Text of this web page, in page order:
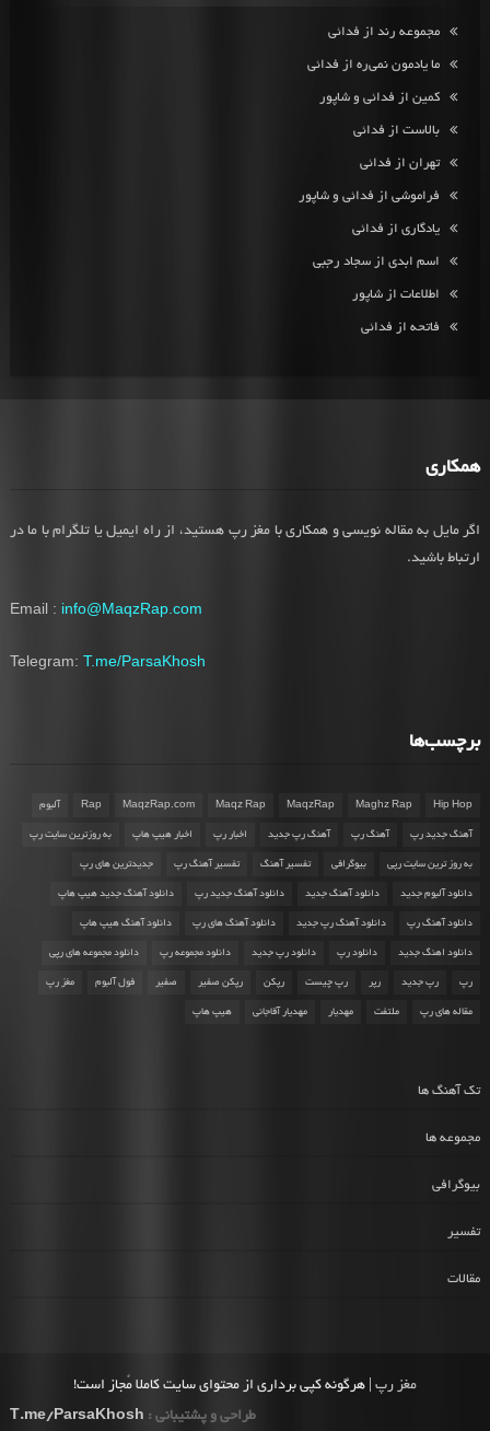
مجموعه رند از فدائی
ما یادمون نمی‌ره از فدائی
کمین از فدائی و شاپور
بالاست از فدائی
تهران از فدائی
فراموشی از فدائی و شاپور
یادگاری از فدائی
اسم ابدی از سجاد رجبی
اطلاعات از شاپور
فاتحه از فدائی
همکاری
اگر مایل به مقاله نویسی و همکاری با مغز رپ هستید، از راه ایمیل یا تلگرام با ما در
ارتباط باشید.
Email : info@MaqzRap.com
Telegram: T.me/ParsaKhosh
برچسب‌ها
Hip Hop
Maghz Rap
MaqzRap
Maqz Rap
MaqzRap.com
Rap آلبوم
آهنگ جدید رپ آهنگ رپ آهنگ رپ جدید اخبار رپ اخبار هیپ هاپ به روزترین سایت رپ
به روز ترین سایت رپی بیوگرافی تفسیر آهنگ تفسیر آهنگ رپ جدیدترین های رپ
دانلود آلبوم جدید دانلود آهنگ جدید دانلود آهنگ جدید رپ دانلود آهنگ جدید هیپ هاپ
دانلود آهنگ رپ دانلود آهنگ رپ جدید دانلود آهنگ های رپ دانلود آهنگ هیپ هاپ
دانلود اهنگ جدید دانلود رپ دانلود رپ جدید دانلود مجموعه رپ دانلود مجموعه های رپی
رپ رپ جدید رپر رپ چیست رپکن رپکن صفیر صفیر فول آلبوم مغز رپ
مقاله های رپ ملتفت مهدیار مهدیار آقاجانی هیپ هاپ
تک آهنگ ها
مجموعه ها
بیوگرافی
تفسیر
مقالات
مغز رپ | هرگونه کپی برداری از محتوای سایت کاملا مُجاز است!
طراحی و پشتیبانی : T.me/ParsaKhosh